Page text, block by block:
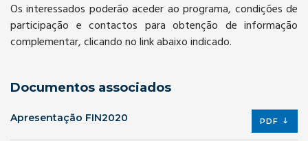
Os interessados poderão aceder ao programa, condições de
participação e contactos para obtenção de informação
complementar, clicando no link abaixo indicado.
Documentos associados
Apresentação FIN2020 PDF